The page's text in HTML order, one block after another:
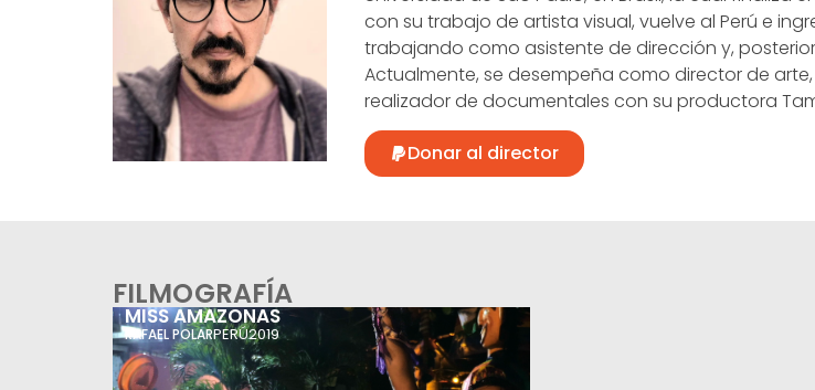
con su trabajo de artista visual, vuelve al Perú e
trabajando como asistente de dirección y,
Actualmente, se desempeña como director de
realizador de documentales con su productora
Donar al director
FILMOGRAFÍA
MISS AMAZONAS
RAFAEL POLARPERÚ2019